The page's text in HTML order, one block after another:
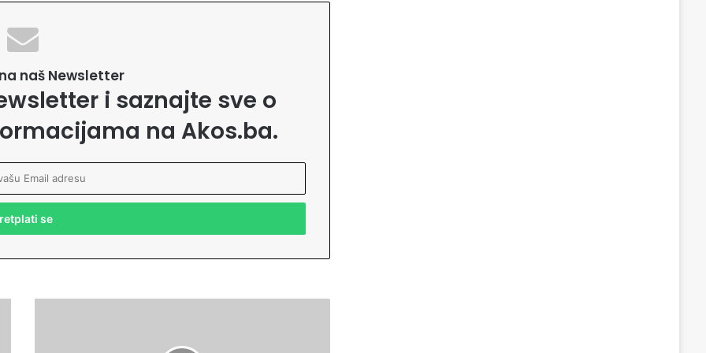
naš Newsletter
i saznajte sve o
na Akos.ba.